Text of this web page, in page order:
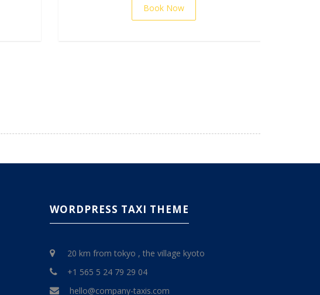
Book Now
WORDPRESS TAXI THEME
20 km from tokyo , the village kyoto
+1 565 5 24 79 29 04
hello@company-taxis.com